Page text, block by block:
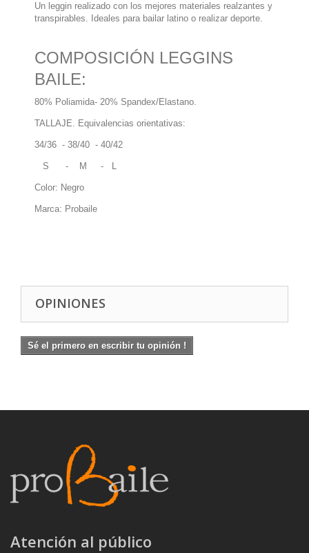
Un leggin realizado con los mejores materiales realzantes y
transpirables. Ideales para bailar latino o realizar deporte.
COMPOSICIÓN LEGGINS
BAILE:
80% Poliamida- 20% Spandex/Elastano.
TALLAJE. Equivalencias orientativas:
34/36 - 38/40 - 40/42
S - M - L
Color: Negro
Marca: Probaile
OPINIONES
Sé el primero en escribir tu opinión !
Atención al público